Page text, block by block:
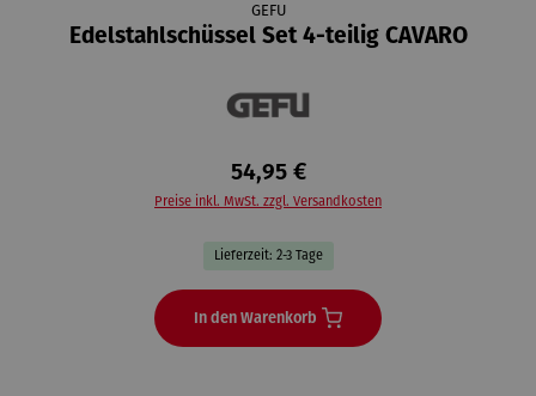
GEFU
Edelstahlschüssel Set 4-teilig CAVARO
54,95 €
Preise inkl. MwSt. zzgl. Versandkosten
Lieferzeit: 2-3 Tage
In den Warenkorb